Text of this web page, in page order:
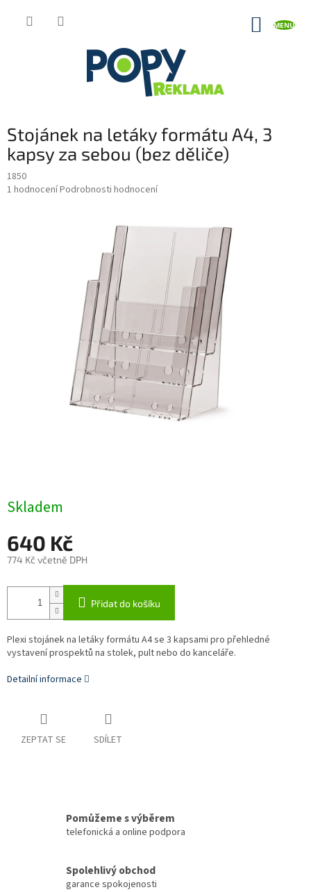
Stojánek na letáky formátu A4, 3
kapsy za sebou (bez děliče)
1850
Průměrné
1 hodnoceníPodrobnosti hodnocení
Skladem
640 Kč
774 Kč včetně DPH
Přidat do košíku
Plexi stojánek na letáky formátu A4 se 3 kapsami pro přehledné
vystavení prospektů na stolek, pult nebo do kanceláře.
Detailní informace
ZEPTAT SE SDÍLET
Pomůžeme s výběrem
telefonická a online podpora
Spolehlivý obchod
garance spokojenosti